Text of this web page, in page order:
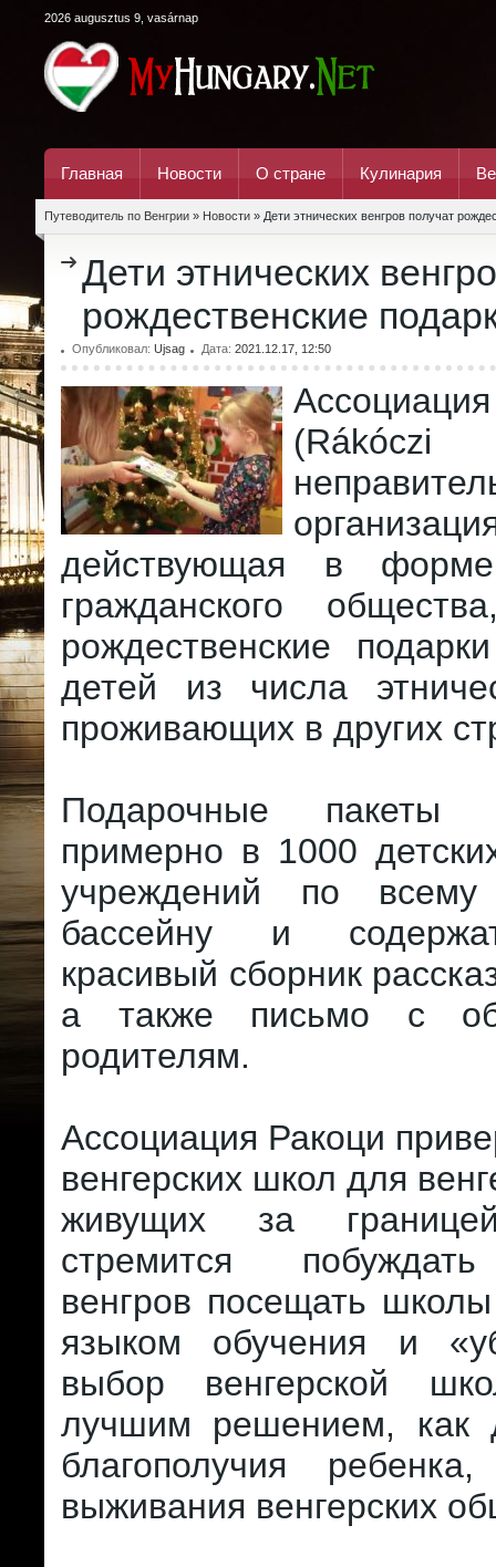
2026 augusztus 9, vasárnap
Главная Новости О стране Кулинария
Путеводитель по Венгрии » Новости » Дети этнических венгров получат
Дети этнических
рождественские
Опубликовал: Ujsag Дата: 2021.12.17, 12:50
(Rákóczi
действующая в форме
гражданского
рождественские
детей из числа
проживающих в других
Подарочные пакеты
примерно в 1000
учреждений по всему
бассейну и
красивый сборник
а также письмо с
родителям.
Ассоциация Ракоци
венгерских школ для
живущих за
стремится
венгров посещать
языком обучения и
выбор венгерской
лучшим решением, как
благополучия
выживания венгерских